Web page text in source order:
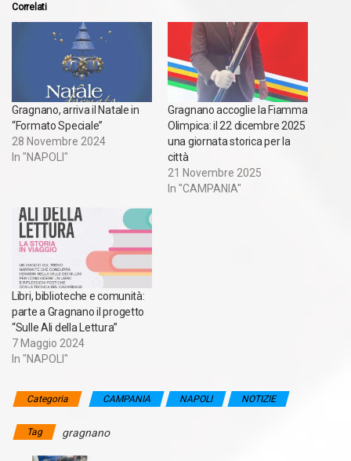
Correlati
Gragnano, arriva il Natale in
“Formato Speciale”
28 Novembre 2024
In "NAPOLI"
Gragnano accoglie la Fiamma
Olimpica: il 22 dicembre 2025
una giornata storica per la
città
21 Novembre 2025
In "CAMPANIA"
Libri, biblioteche e comunità:
parte a Gragnano il progetto
“Sulle Ali della Lettura”
7 Maggio 2024
In "NAPOLI"
Categoria CAMPANIA NAPOLI NOTIZIE
Tag gragnano